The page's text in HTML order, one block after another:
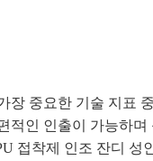
장 중요한 기술 지표
적인 인출이 가능하
접착제 인조 잔디